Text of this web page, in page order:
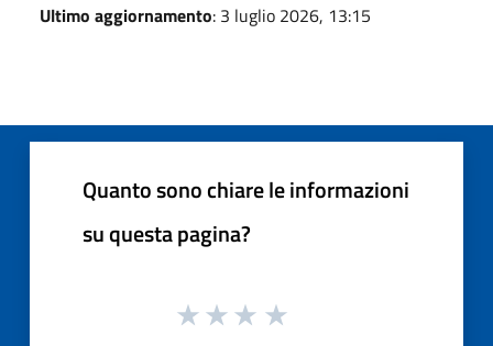
Ultimo aggiornamento: 3 luglio 2026, 13:15
Quanto sono chiare le informazioni
su questa pagina?